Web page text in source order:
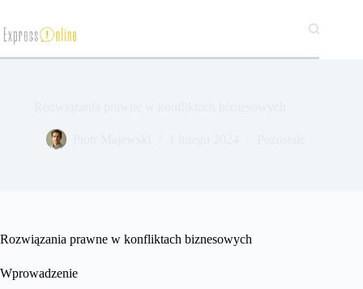
treści
Rozwiązania prawne w konfliktach biznesowych
Wprowadzenie